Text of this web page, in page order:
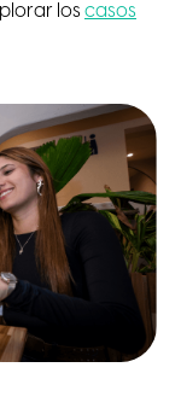
los casos